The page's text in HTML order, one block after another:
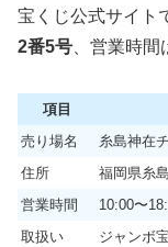
宝くじ公式サイト
2番5号 、営業時間
項目
売り場名
糸島神在
住所
福岡県糸
営業時間
10:00〜
取扱い
ジャンボ